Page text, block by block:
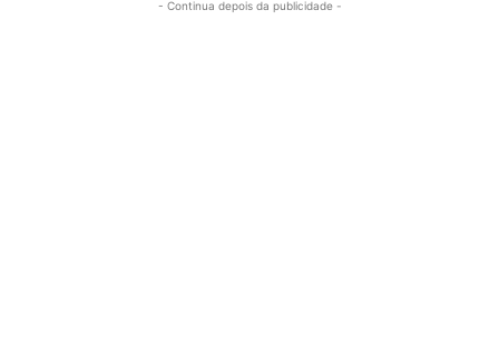
- Continua depois da publicidade -